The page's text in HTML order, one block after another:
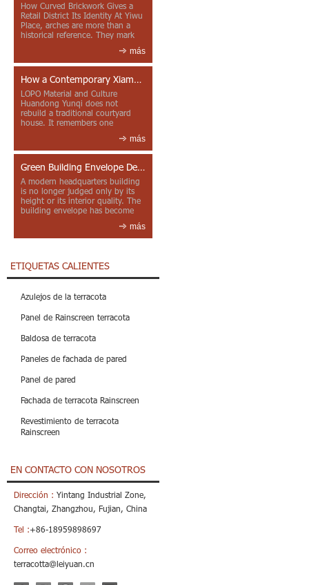
How Curved Brickwork Gives a
Retail District Its Identity At Yiwu
Place, arches are more than a
historical reference. They mark
más
How a Contemporary Xiamen Project Reframes Minnan Red Brick
LOPO Material and Culture
Huandong Yunqi does not
rebuild a traditional courtyard
house. It remembers one
más
Green Building Envelope Design: Clay Sunscreen Fins for Modern Headquarters Architecture
A modern headquarters building
is no longer judged only by its
height or its interior quality. The
building envelope has become
más
ETIQUETAS CALIENTES
Azulejos de la terracota
Panel de Rainscreen terracota
Baldosa de terracota
Paneles de fachada de pared
Panel de pared
Fachada de terracota Rainscreen
Revestimiento de terracota
Rainscreen
EN CONTACTO CON NOSOTROS
Dirección : Yintang Industrial Zone,
Changtai, Zhangzhou, Fujian, China
Tel :+86-18959898697
Correo electrónico :
terracotta@leiyuan.cn